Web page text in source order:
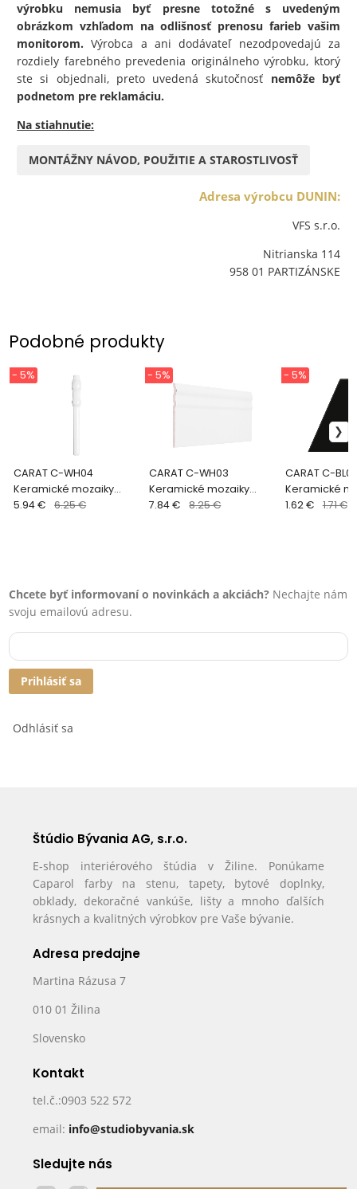
výrobku nemusia byť presne totožné s uvedeným
obrázkom vzhľadom na odlišnosť prenosu farieb vašim
monitorom.Výrobca a ani dodávateľ nezodpovedajú za
rozdiely farebného prevedenia originálneho výrobku, ktorý
ste si objednali, preto uvedená skutočnosť nemôže byť
podnetom pre reklamáciu.
Na stiahnutie:
MONTÁŽNY NÁVOD, POUŽITIE A STAROSTLIVOSŤ
Adresa výrobcu DUNIN:
VFS s.r.o.
Nitrianska 114
958 01 PARTIZÁNSKE
Podobné produkty
CARAT C-WH04
Keramické mozaiky
DUNIN (0,7x15cm/1ks) -
- 5%
5.94 € 6.25 €
CARAT C-WH03
Keramické mozaiky
DUNIN (30x15cm/1ks) -
- 5%
7.84 € 8.25 €
CARAT C-
Keramické
DUNIN
- 5%
1.62 € 1.71 €
Chcete byť informovaní o novinkách a akciách? Nechajte nám
svoju emailovú adresu.
Prihlásiť sa
Odhlásiť sa
Štúdio Bývania AG, s.r.o.
E-shop interiérového štúdia v Žiline. Ponúkame
Caparol farby na stenu, tapety, bytové doplnky,
obklady, dekoračné vankúše, lišty a mnoho ďalších
krásnych a kvalitných výrobkov pre Vaše bývanie.
Adresa predajne
Martina Rázusa 7
010 01 Žilina
Slovensko
Kontakt
tel.č.:0903 522 572
email: info@studiobyvania.sk
Sledujte nás